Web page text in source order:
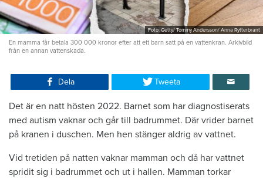
Foto: Getty/ Tommy Andersson/ Anna Rytterbrant
En mamma får betala 300 000 kronor efter att ett barn satt på en vattenkran. Arkivbild
från en annan vattenskada.
Dela Tweeta
Det är en natt hösten 2022. Barnet som har diagnostiserats
med autism vaknar och går till badrummet. Där vrider barnet
på kranen i duschen. Men hen stänger aldrig av vattnet.
Vid tretiden på natten vaknar mamman och då har vattnet
spridit sig i badrummet och ut i hallen. Mamman torkar